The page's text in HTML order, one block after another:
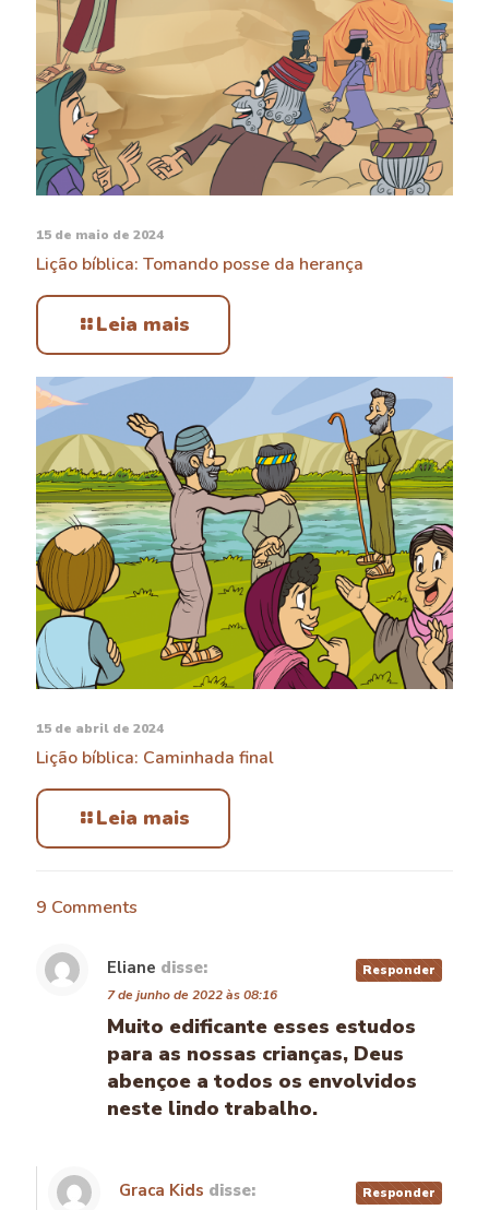
15 de maio de 2024
Lição bíblica: Tomando posse da herança
Leia mais
15 de abril de 2024
Lição bíblica: Caminhada final
Leia mais
9 Comments
Eliane disse:
7 de junho de 2022 às 08:16
Muito edificante esses estudos
para as nossas crianças, Deus
abençoe a todos os envolvidos
neste lindo trabalho.
Responder
Graca Kids disse: Responder